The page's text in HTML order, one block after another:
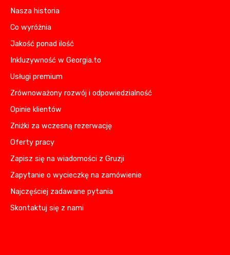
Nasza historia
Co wyróżnia
Jakość ponad ilość
Inkluzywność w Georgia.to
Usługi premium
Zrównoważony rozwój i odpowiedzialność
Opinie klientów
Zniżki za wczesną rezerwację
Oferty pracy
Zapisz się na wiadomości z Gruzji
Zapytanie o wycieczkę na zamówienie
Najczęściej zadawane pytania
Skontaktuj się z nami